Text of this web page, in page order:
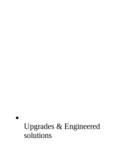
Upgrades & Engineered
solutions